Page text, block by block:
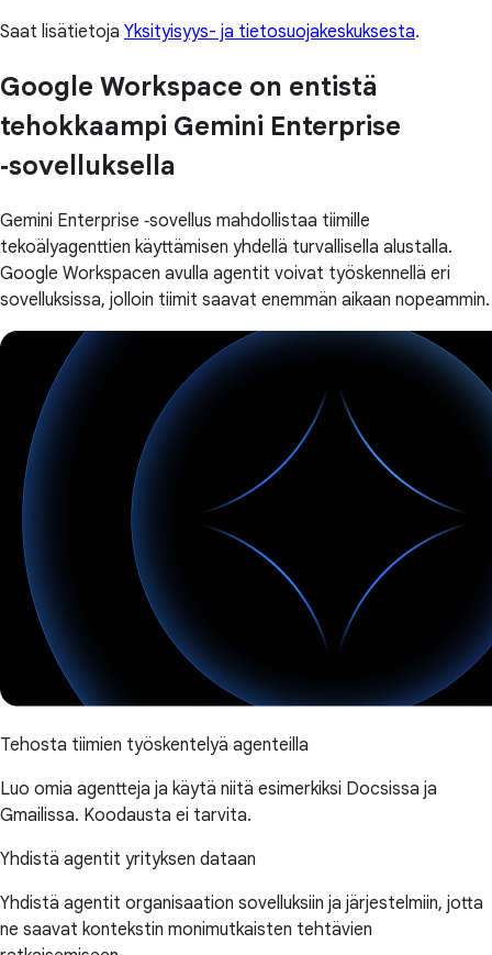
Saat lisätietoja Yksityisyys- ja tietosuojakeskuksesta.
Google Workspace on entistä
tehokkaampi Gemini Enterprise
‑sovelluksella
Gemini Enterprise ‑sovellus mahdollistaa tiimille
tekoälyagenttien käyttämisen yhdellä turvallisella alustalla.
Google Workspacen avulla agentit voivat työskennellä eri
sovelluksissa, jolloin tiimit saavat enemmän aikaan nopeammin.
Tehosta tiimien työskentelyä agenteilla
Luo omia agentteja ja käytä niitä esimerkiksi Docsissa ja
Gmailissa. Koodausta ei tarvita.
Yhdistä agentit yrityksen dataan
Yhdistä agentit organisaation sovelluksiin ja järjestelmiin, jotta
ne saavat kontekstin monimutkaisten tehtävien